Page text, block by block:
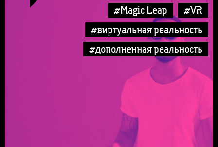
#Magic Leap
#VR
#виртуальная реальность
#дополненная реальность